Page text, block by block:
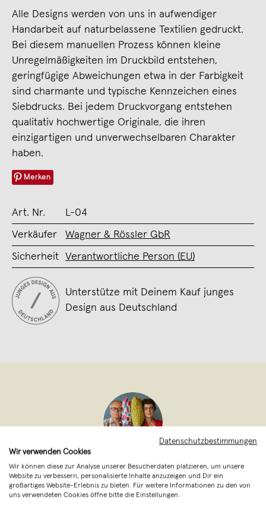
Alle Designs werden von uns in aufwendiger
Handarbeit auf naturbelassene Textilien gedruckt.
Bei diesem manuellen Prozess können kleine
Unregelmäßigkeiten im Druckbild entstehen,
geringfügige Abweichungen etwa in der Farbigkeit
sind charmante und typische Kennzeichen eines
Siebdrucks. Bei jedem Druckvorgang entstehen
qualitativ hochwertige Originale, die ihren
einzigartigen und unverwechselbaren Charakter
haben.
Merken
Art. Nr. L-04
Verkäufer Wagner & Rössler GbR
Sicherheit Verantwortliche Person (EU)
Unterstütze mit Deinem Kauf junges
Design aus Deutschland
Print now - Riot later,Maintal
verkauft seit Oktober 2020
Datenschutzbestimmungen
Wir verwenden Cookies
Wir können diese zur Analyse unserer Besucherdaten platzieren, um unsere
Website zu verbessern, personalisierte Inhalte anzuzeigen und Dir ein
großartiges Website-Erlebnis zu bieten. Für weitere Informationen zu den von
uns verwendeten Cookies öffne bitte die Einstellungen.